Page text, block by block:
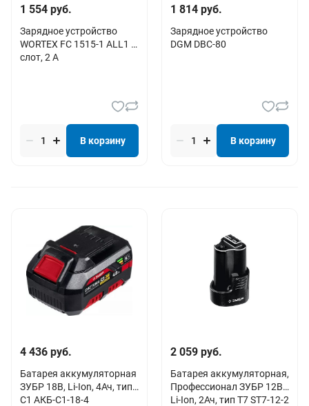
1 554 руб.
Зарядное устройство
WORTEX FC 1515-1 ALL1 1
слот, 2 А
В корзину
1 814 руб.
Зарядное устройство
DGM DBC-80
В корзину
4 436 руб.
Батарея аккумуляторная
ЗУБР 18В, Li-Ion, 4Ач, тип
С1 АКБ-С1-18-4
2 059 руб.
Батарея аккумуляторная,
Профессионал ЗУБР 12В,
Li-Ion, 2Ач, тип T7 ST7-12-2